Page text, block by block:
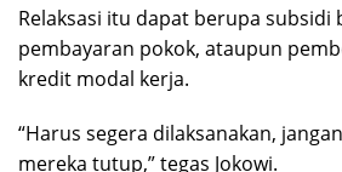
Relaksasi itu dapat berupa subsidi
pembayaran pokok, ataupun
kredit modal kerja.
“Harus segera dilaksanakan,
mereka tutup,” tegas Jokowi.